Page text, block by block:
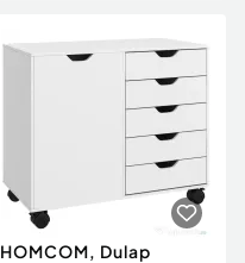
HOMCOM, Dulap